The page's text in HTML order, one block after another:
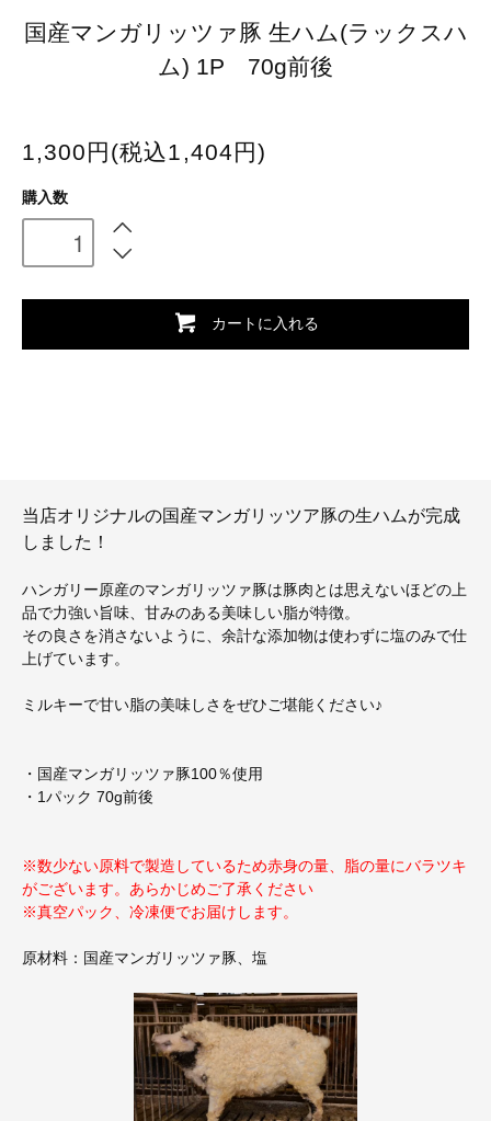
国産マンガリッツァ豚 生ハム(ラックスハ
ム) 1P 70g前後
1,300円(税込1,404円)
購入数
カートに入れる
当店オリジナルの国産マンガリッツア豚の生ハムが完成
しました！
ハンガリー原産のマンガリッツァ豚は豚肉とは思えないほどの上
品で力強い旨味、甘みのある美味しい脂が特徴。
その良さを消さないように、余計な添加物は使わずに塩のみで仕
上げています。
ミルキーで甘い脂の美味しさをぜひご堪能ください♪
・国産マンガリッツァ豚100％使用
・1パック 70g前後
※数少ない原料で製造しているため赤身の量、脂の量にバラツキ
がございます。あらかじめご了承ください
※真空パック、冷凍便でお届けします。
原材料：国産マンガリッツァ豚、塩